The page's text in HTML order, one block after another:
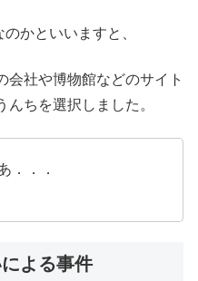
のかといいますと、
会社や博物館などのサイト
ちを選択しました。
．．．
よる事件